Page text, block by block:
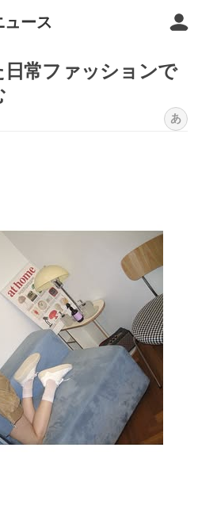
ュース
常ファッションで
あ